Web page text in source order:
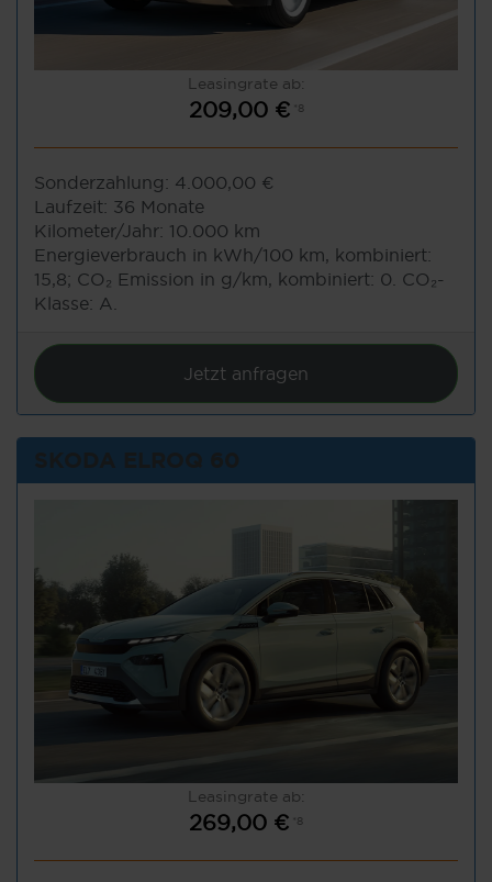
Leasingrate ab:
209,00 €*8
Sonderzahlung: 4.000,00 €
Laufzeit: 36 Monate
Kilometer/Jahr: 10.000 km
Energieverbrauch in kWh/100 km, kombiniert:
15,8; CO₂ Emission in g/km, kombiniert: 0. CO₂-
Klasse: A.
Jetzt anfragen
Leasingrate ab:
269,00 € *8